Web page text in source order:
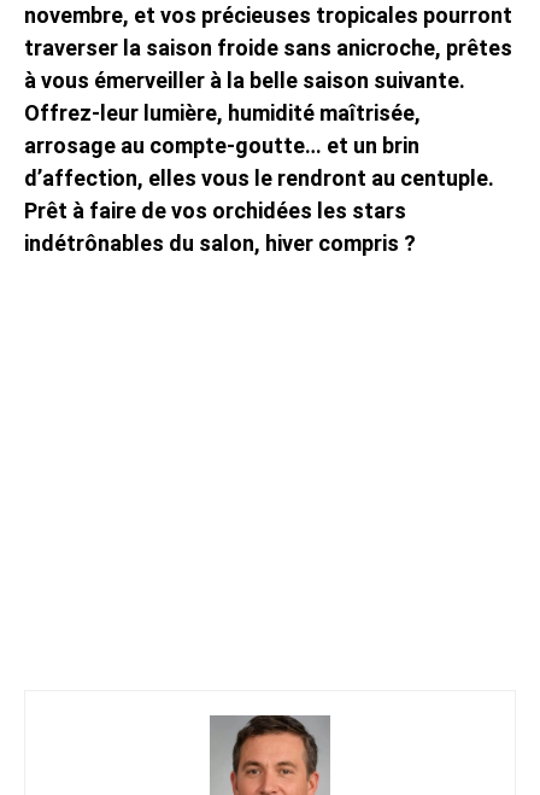
novembre, et vos précieuses tropicales pourront
traverser la saison froide sans anicroche, prêtes
à vous émerveiller à la belle saison suivante.
Offrez-leur lumière, humidité maîtrisée,
arrosage au compte-goutte… et un brin
d’affection, elles vous le rendront au centuple.
Prêt à faire de vos orchidées les stars
indétrônables du salon, hiver compris ?